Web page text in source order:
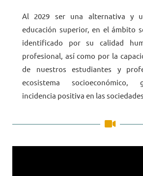
Al 2029 ser una alternativa y
educación superior, en el ámbito
identificado por su calidad
profesional, así como por la
de nuestros estudiantes y
ecosistema socioeconómico,
incidencia positiva en las sociedades